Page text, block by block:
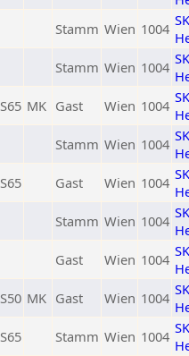
Stamm Wien 1004 SK
Stamm Wien 1004 SK
S65 MK Gast Wien 1004 SK
Stamm Wien 1004 SK
S65 Gast Wien 1004 SK
Stamm Wien 1004 SK
Gast Wien 1004 SK
S50 MK Gast Wien 1004 SK
S65 Stamm Wien 1004 SK